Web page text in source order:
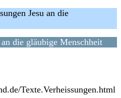
Jesu an die
die gläubige Menschheit
Texte.Verheissungen.html